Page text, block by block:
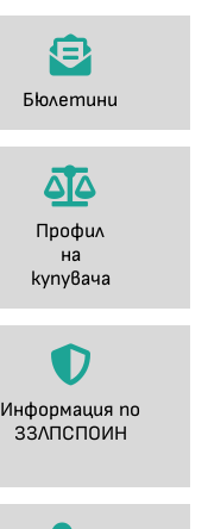
Бюлетини
Профил
на
купувача
Информация по
ЗЗЛПСПОИН